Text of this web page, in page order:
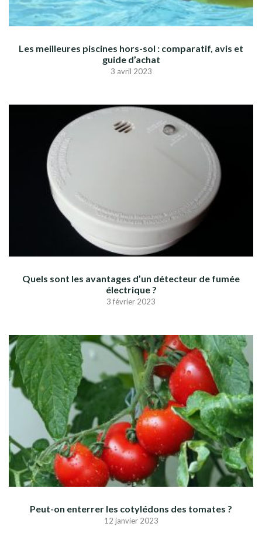
Les meilleures piscines hors-sol : comparatif, avis et
guide d’achat
3 avril 2023
Quels sont les avantages d’un détecteur de fumée
électrique ?
3 février 2023
Peut-on enterrer les cotylédons des tomates ?
12 janvier 2023